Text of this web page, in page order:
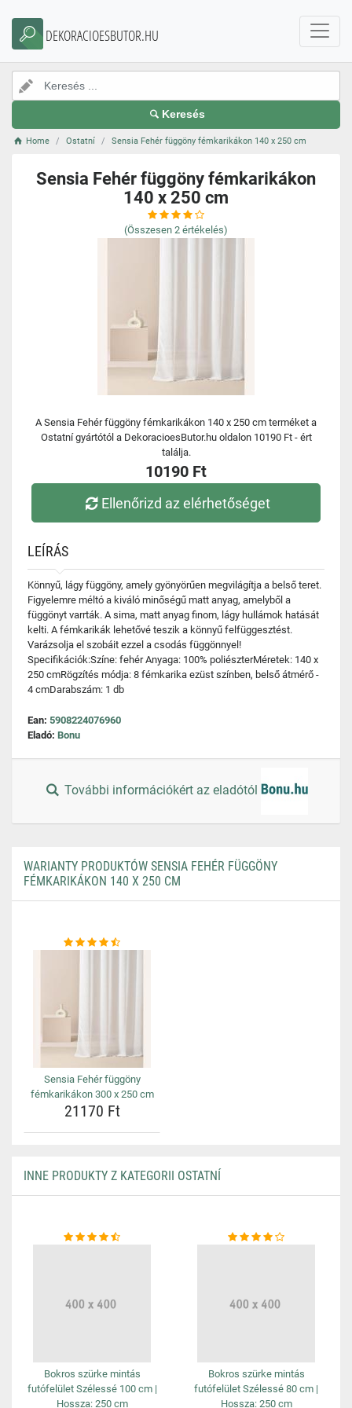
DEKORACIOESBUTOR.HU
Keresés
Home Ostatní Sensia Fehér függöny fémkarikákon 140 x 250 cm
Sensia Fehér függöny fémkarikákon
140 x 250 cm
(Összesen 2 értékelés)
A Sensia Fehér függöny fémkarikákon 140 x 250 cm terméket a
Ostatní gyártótól a DekoracioesButor.hu oldalon 10190 Ft - ért
találja.
10190 Ft
Ellenőrizd az elérhetőséget
LEÍRÁS
Könnyű, lágy függöny, amely gyönyörűen megvilágítja a belső teret.
Figyelemre méltó a kiváló minőségű matt anyag, amelyből a
függönyt varrták. A sima, matt anyag finom, lágy hullámok hatását
kelti. A fémkarikák lehetővé teszik a könnyű felfüggesztést.
Varázsolja el szobáit ezzel a csodás függönnyel!
Specifikációk:Színe: fehér Anyaga: 100% poliészterMéretek: 140 x
250 cmRögzítés módja: 8 fémkarika ezüst színben, belső átmérő -
4 cmDarabszám: 1 db
Ean: 5908224076960
Eladó: Bonu
További információkért az eladótól
WARIANTY PRODUKTÓW SENSIA FEHÉR FÜGGÖNY
FÉMKARIKÁKON 140 X 250 CM
Sensia Fehér függöny
fémkarikákon 300 x 250 cm
21170 Ft
INNE PRODUKTY Z KATEGORII OSTATNÍ
Bokros szürke mintás
futófelület Szélessé 100 cm |
Hossza: 250 cm
Bokros szürke mintás
futófelület Szélessé 80 cm |
Hossza: 250 cm